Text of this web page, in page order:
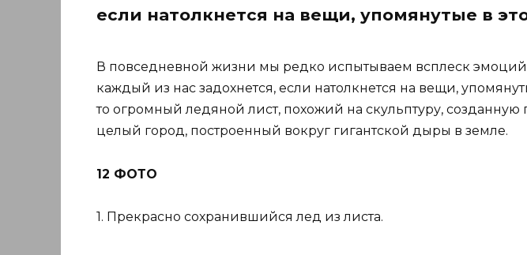
если натолкнется на вещи, упомянутые в
В повседневной жизни мы редко испытываем всплеск
каждый из нас задохнется, если натолкнется на вещи,
то огромный ледяной лист, похожий на скульптуру,
целый город, построенный вокруг гигантской дыры в земле.
12 ФОТО
1. Прекрасно сохранившийся лед из листа.